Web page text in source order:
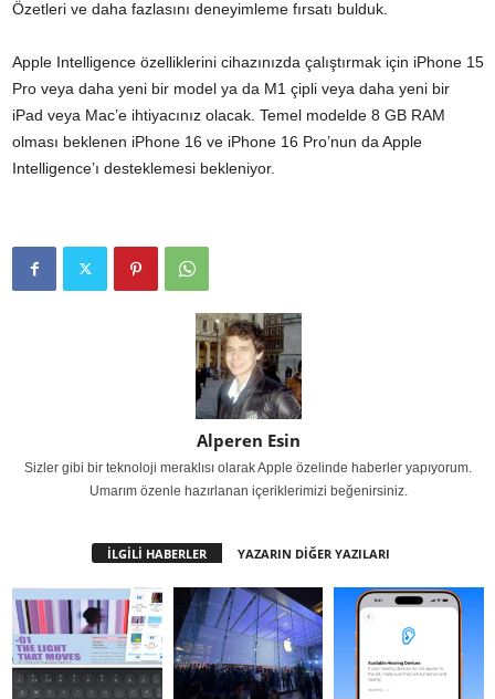
Özetleri ve daha fazlasını deneyimleme fırsatı bulduk.
Apple Intelligence özelliklerini cihazınızda çalıştırmak için iPhone 15
Pro veya daha yeni bir model ya da M1 çipli veya daha yeni bir
iPad veya Mac’e ihtiyacınız olacak. Temel modelde 8 GB RAM
olması beklenen iPhone 16 ve iPhone 16 Pro’nun da Apple
Intelligence’ı desteklemesi bekleniyor.
Alperen Esin
Sizler gibi bir teknoloji meraklısı olarak Apple özelinde haberler yapıyorum.
Umarım özenle hazırlanan içeriklerimizi beğenirsiniz.
İLGİLİ HABERLER YAZARIN DİĞER YAZILARI